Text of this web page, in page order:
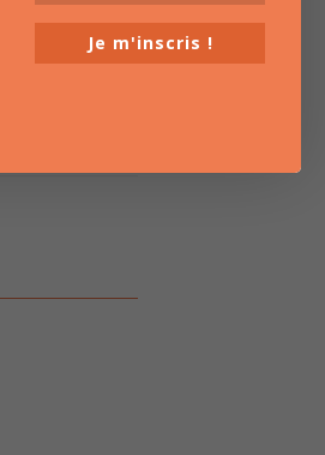
Je m'inscris !